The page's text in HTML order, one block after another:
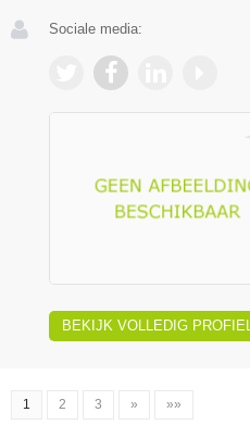
Sociale media:
BEKIJK VOLLEDIG PROFIEL
1 2 3 » »»